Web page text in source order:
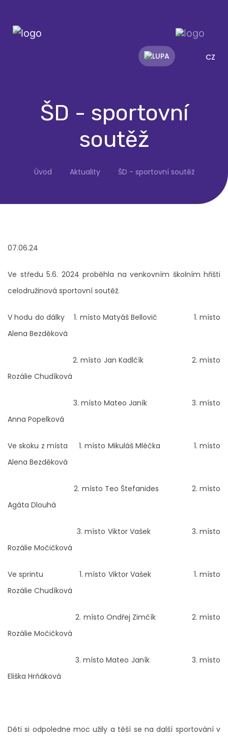
CZ
ŠD - sportovní
soutěž
Úvod Aktuality ŠD - sportovní soutěž
07.06.24
Ve středu 5.6. 2024 proběhla na venkovním školním hřišti
celodružinová sportovní soutěž.
V hodu do dálky 1. místo Matyáš Bellovič 1. místo
Alena Bezděková
2. místo Jan Kadlčík 2. místo
Rozálie Chudíková
3. místo Mateo Janík 3. místo
Anna Popelková
Ve skoku z místa 1. místo Mikuláš Mléčka 1. místo
Alena Bezděková
2. místo Teo Štefanides 2. místo
Agáta Dlouhá
3. místo Viktor Vašek 3. místo
Rozálie Močičková
Ve sprintu 1. místo Viktor Vašek 1. místo
Rozálie Chudíková
2. místo Ondřej Zimčík 2. místo
Rozálie Močičková
3. místo Mateo Janík 3. místo
Eliška Hrňáková
Děti si odpoledne moc užily a těší se na další sportování v